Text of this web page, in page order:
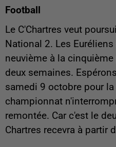
Football
Le C'Chartres veut
National 2. Les
neuvième à la
deux semaines.
samedi 9 octobre pour
championnat
remontée. Car c'est le
Chartres recevra à partir